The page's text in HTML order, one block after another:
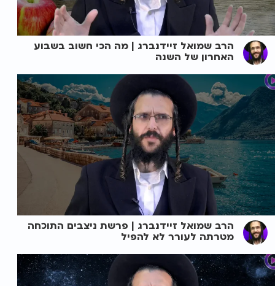
הרב שמואל זיידנברג | מה הכי חשוב בשבוע
האחרון של השנה
הרב שמואל זיידנברג | פרשת ניצבים התוכחה
מטרתה לעורר לא להפיל